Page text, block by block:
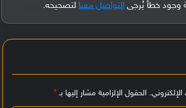
التواصل معنا لتصحيحه.
الحقول الإلزامية مشار إليها بـ*